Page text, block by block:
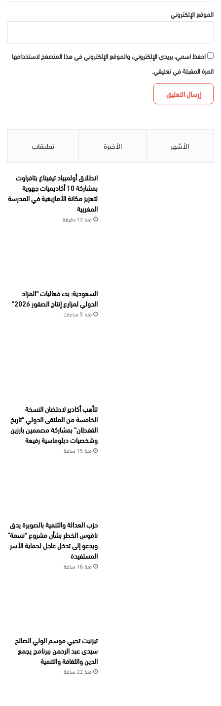
الموقع الإلكتروني
احفظ اسمي، بريدي الإلكتروني، والموقع الإلكتروني في هذا المتصفح لاستخدامها
المرة المقبلة في تعليقي.
الأشهر الأخيرة تعليقات
انطلاق أولمبياد تيفيناغ بتافراوت
بمشاركة 10 أكاديميات جهوية
لتعزيز مكانة الأمازيغية في المدرسة
المغربية
منذ 13 دقيقة
السعودية: بدء فعاليات “المزاد
الدولي لمزارع إنتاج الصقور 2026”
منذ 5 ساعات
تتأهب أكادير لاحتضان النسخة
الخامسة من الملتقى الدولي “تاريخ
القفطان” بمشاركة مصممين بارزين
وشخصيات دبلوماسية رفيعة
منذ 15 ساعة
حزب العدالة والتنمية بالصويرة يدق
ناقوس الخطر بشأن مشروع “نسمة”
ويدعو إلى تدخل عاجل لحماية الأسر
المستفيدة
منذ 18 ساعة
تيزنيت تحيي موسم الولي الصالح
سيدي عبد الرحمن ببرنامج يجمع
الدين والثقافة والتنمية
منذ 22 ساعة